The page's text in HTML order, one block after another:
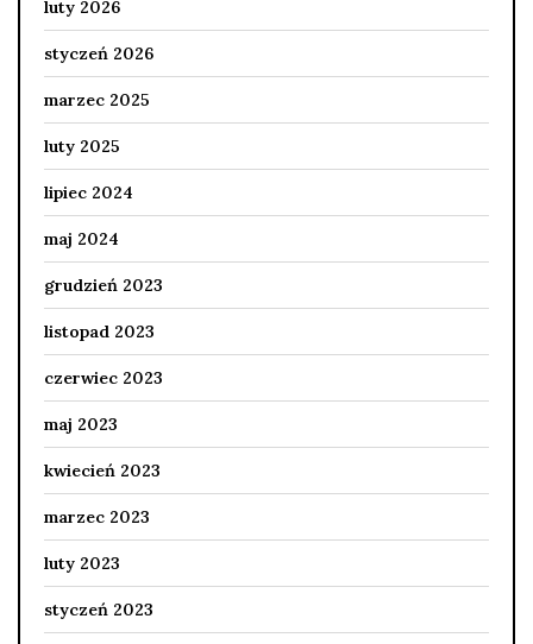
luty 2026
styczeń 2026
marzec 2025
luty 2025
lipiec 2024
maj 2024
grudzień 2023
listopad 2023
czerwiec 2023
maj 2023
kwiecień 2023
marzec 2023
luty 2023
styczeń 2023